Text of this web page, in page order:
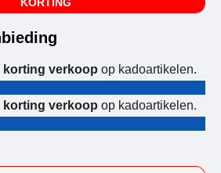
korting verkoop op kadoartikelen.
korting verkoop op kadoartikelen.